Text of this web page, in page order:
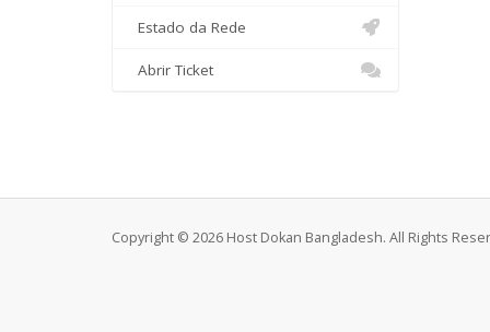
Estado da Rede
Abrir Ticket
Copyright © 2026 Host Dokan Bangladesh. All Rights